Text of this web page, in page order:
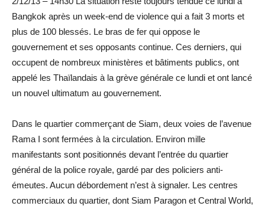
Bangkok après un week-end de violence qui a fait 3 morts et
plus de 100 blessés. Le bras de fer qui oppose le
gouvernement et ses opposants continue. Ces derniers, qui
occupent de nombreux ministères et bâtiments publics, ont
appelé les Thaïlandais à la grève générale ce lundi et ont lancé
un nouvel ultimatum au gouvernement.
Dans le quartier commerçant de Siam, deux voies de l’avenue
Rama I sont fermées à la circulation. Environ mille
manifestants sont positionnés devant l’entrée du quartier
général de la police royale, gardé par des policiers anti-
émeutes. Aucun débordement n’est à signaler. Les centres
commerciaux du quartier, dont Siam Paragon et Central World,